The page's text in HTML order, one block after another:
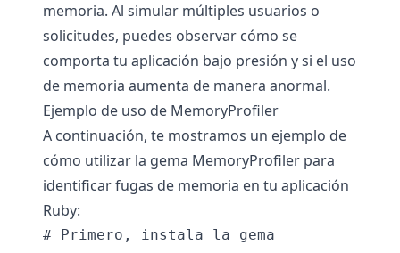
memoria. Al simular múltiples usuarios o
solicitudes, puedes observar cómo se
comporta tu aplicación bajo presión y si el uso
de memoria aumenta de manera anormal.
Ejemplo de uso de MemoryProfiler
A continuación, te mostramos un ejemplo de
cómo utilizar la gema MemoryProfiler para
identificar fugas de memoria en tu aplicación
Ruby:
# Primero, instala la gema